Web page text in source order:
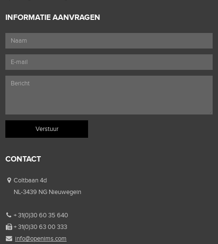
INFORMATIE AANVRAGEN
CONTACT
Coltbaan 4d
NL-3439 NG Nieuwegein
+ 31(0)30 60 35 640
+ 31(0)30 63 00 333
info@openims.com